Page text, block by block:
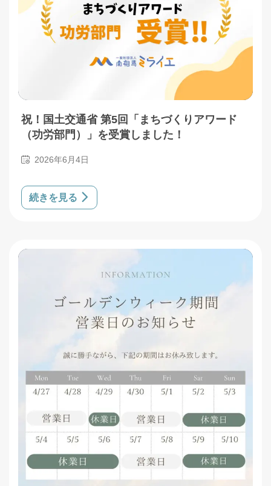
祝！国土交通省 第5回「まちづくりアワード
（功労部門）」を受賞しました！
2026年6月4日
続きを見る